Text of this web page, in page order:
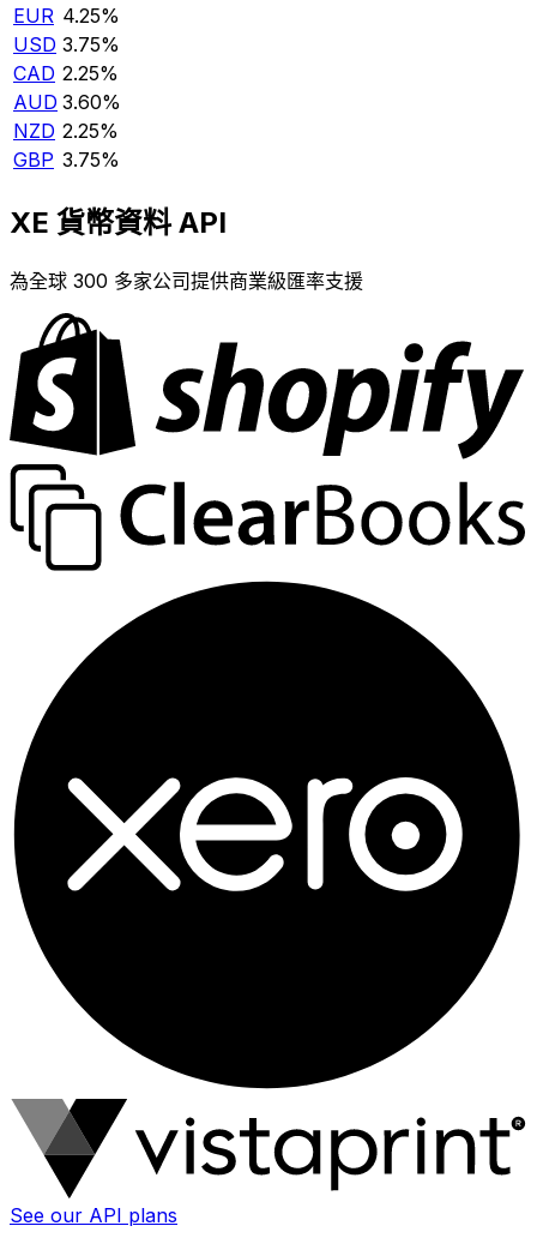
EUR 4.25%
USD 3.75%
CAD 2.25%
AUD 3.60%
NZD 2.25%
GBP 3.75%
XE 貨幣資料 API
為全球 300 多家公司提供商業級匯率支援
See our API plans